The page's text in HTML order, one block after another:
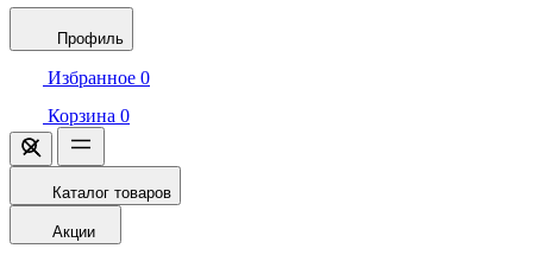
Профиль
Избранное 0
Корзина 0
Каталог товаров
Акции